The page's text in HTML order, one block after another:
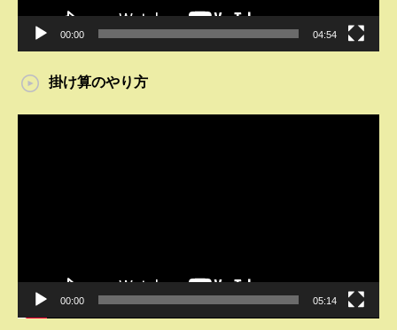
00:00 04:54
掛け算のやり方
00:00 05:14